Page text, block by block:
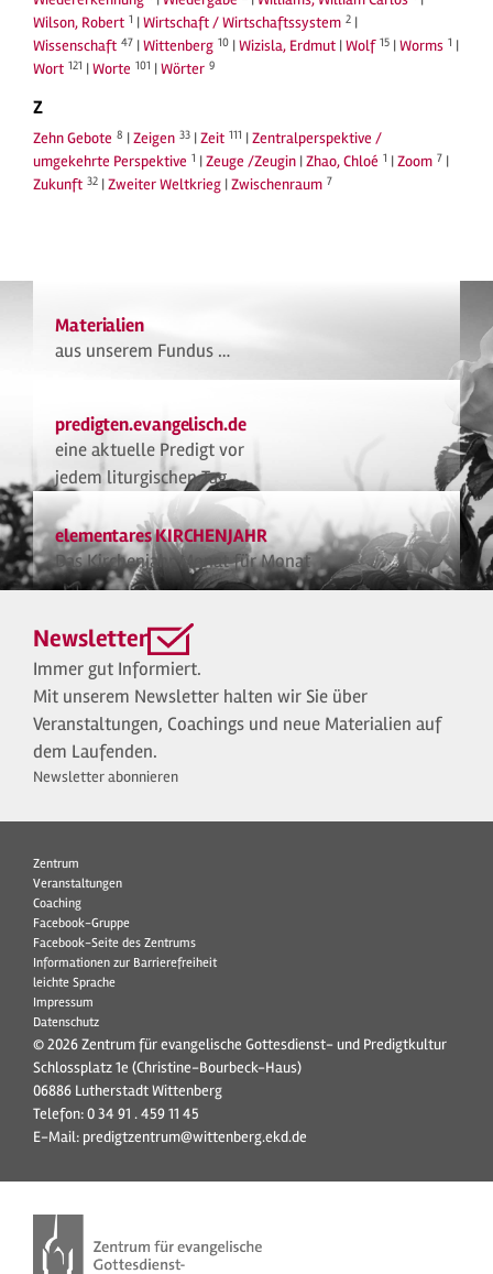
Wilson, Robert 1 |Wirtschaft / Wirtschaftssystem 2 |
Wissenschaft 47 |Wittenberg 10 |Wizisla, Erdmut |Wolf 15 |Worms 1 |
Wort 121 |Worte 101 |Wörter 9
Z
Zehn Gebote 8 |Zeigen 33 |Zeit 111 |Zentralperspektive /
umgekehrte Perspektive 1 |Zeuge /Zeugin |Zhao, Chloé 1 |Zoom 7 |
Zukunft 32 |Zweiter Weltkrieg |Zwischenraum 7
Materialien
aus unserem Fundus …
predigten.evangelisch.de
eine aktuelle Predigt vor
jedem liturgischen Tag
elementares KIRCHENJAHR
Das Kirchenjahr Monat für Monat
Newsletter
Immer gut Informiert.
Mit unserem Newsletter halten wir Sie über
Veranstaltungen, Coachings und neue Materialien auf
dem Laufenden.
Newsletter abonnieren
Zentrum
Veranstaltungen
Coaching
Facebook-Gruppe
Facebook-Seite des Zentrums
Informationen zur Barrierefreiheit
leichte Sprache
Impressum
Datenschutz
© 2026 Zentrum für evangelische Gottesdienst- und Predigtkultur
Schlossplatz 1e (Christine-Bourbeck-Haus)
06886 Lutherstadt Wittenberg
Telefon:0 34 91 . 459 11 45
E-Mail: predigtzentrum@wittenberg.ekd.de